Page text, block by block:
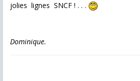
jolies lignes SNCF ! . . .
Dominique.